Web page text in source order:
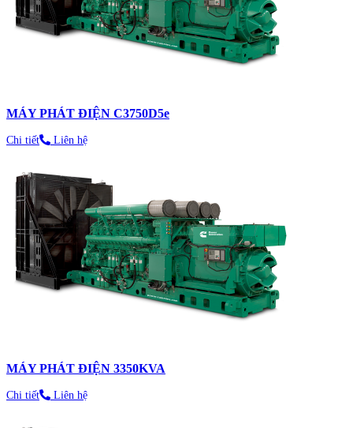
MÁY PHÁT ĐIỆN C3750D5e
Chi tiết Liên hệ
MÁY PHÁT ĐIỆN 3350KVA
Chi tiết Liên hệ